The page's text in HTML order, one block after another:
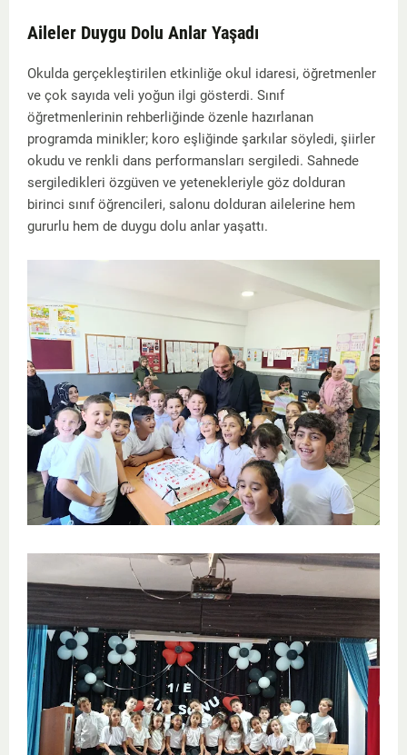
​Aileler Duygu Dolu Anlar Yaşadı
​Okulda gerçekleştirilen etkinliğe okul idaresi, öğretmenler
ve çok sayıda veli yoğun ilgi gösterdi. Sınıf
öğretmenlerinin rehberliğinde özenle hazırlanan
programda minikler; koro eşliğinde şarkılar söyledi, şiirler
okudu ve renkli dans performansları sergiledi. Sahnede
sergiledikleri özgüven ve yetenekleriyle göz dolduran
birinci sınıf öğrencileri, salonu dolduran ailelerine hem
gururlu hem de duygu dolu anlar yaşattı.